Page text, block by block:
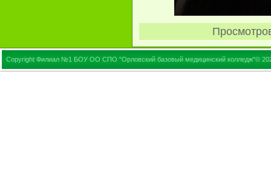
Copyright Филиал №1 БОУ ОО СПО "Орловский базовый медицинский колледж"©